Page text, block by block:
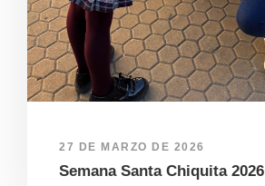
27 DE MARZO DE 2026
Semana Santa Chiquita 2026